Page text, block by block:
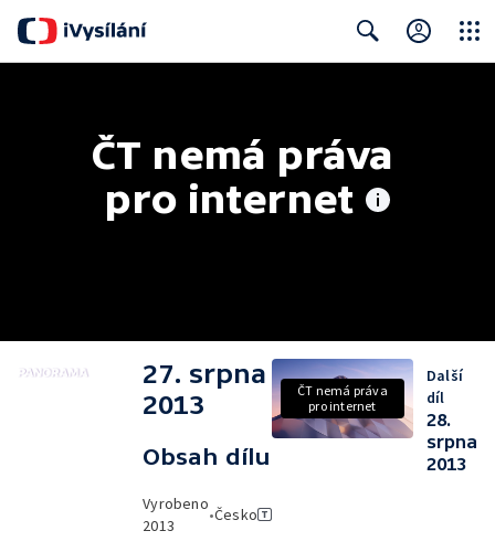
ČT nemá práva
pro internet
27. srpna
2013
Obsah dílu
Vyrobeno
2013
•Česko
ČT nemá práva
pro internet
Další
díl
28.
srpna
2013